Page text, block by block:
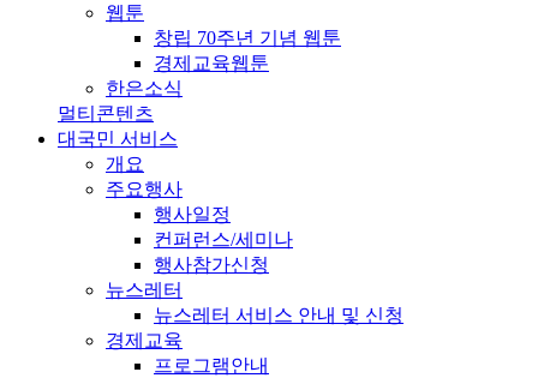
웹툰
창립 70주년 기념 웹툰
경제교육웹툰
한은소식
멀티콘텐츠
대국민 서비스
개요
주요행사
행사일정
컨퍼런스/세미나
행사참가신청
뉴스레터
뉴스레터 서비스 안내 및 신청
경제교육
프로그램안내